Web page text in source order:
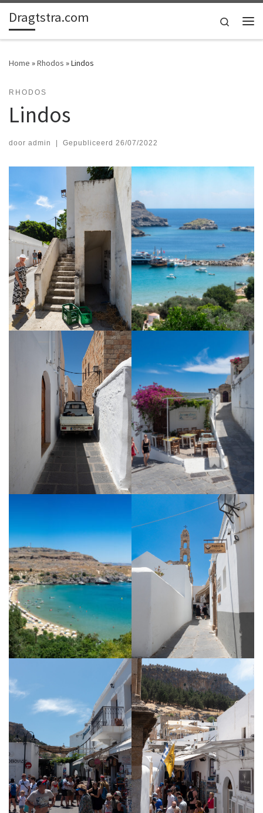
Ga naar inhoud
Dragtstra.com
Search
Home »Rhodos »Lindos
RHODOS
Lindos
door admin | Gepubliceerd 26/07/2022